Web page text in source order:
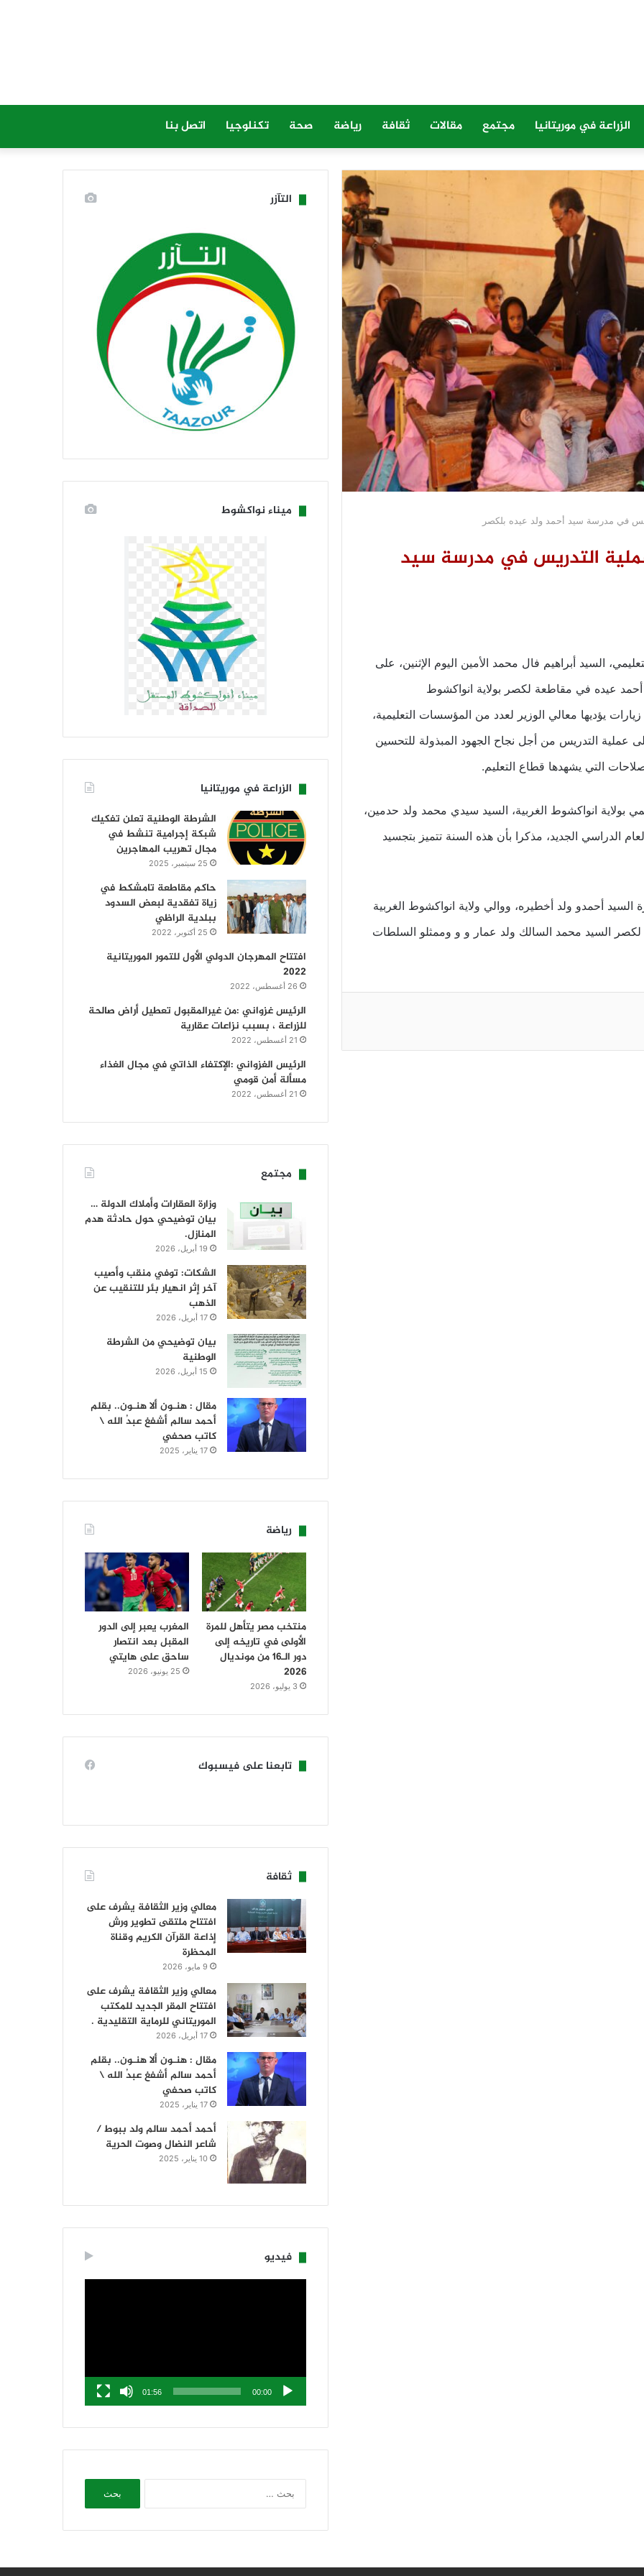
الزراعة في موريتانيا مجتمع مقالات ثقافة رياضة صحة تكنلوجيا اتصل بنا
في مدرسة سيد أحمد ولد عيده بلكصر
التدريس في مدرسة سيد
السيد أبراهيم فال محمد الأمين اليوم الإثنين، على
عيده في مقاطعة لكصر بولاية انواكشوط
يؤديها معالي الوزير لعدد من المؤسسات التعليمية،
عملية التدريس من أجل نجاح الجهود المبذولة للتحسين
التي يشهدها قطاع التعليم.
بولاية انواكشوط الغربية، السيد سيدي محمد ولد حدمين،
الدراسي الجديد، مذكرا بأن هذه السنة تتميز بتجسيد
السيد أحمدو ولد أخطيره، ووالي ولاية انواكشوط الغربية
لكصر السيد محمد السالك ولد عمار و و وممثلو السلطات
التآزر
ميناء نواكشوط
الزراعة في موريتانيا
الشرطة الوطنية تعلن تفكيك
شبكة إجرامية تنشط في
مجال تهريب المهاجرين
25 سبتمبر، 2025
حاكم مقاطعة تامشكط في
زياة تفقدية لبعض السدود
ببلدية الراظي
25 أكتوبر، 2022
افتتاح المهرجان الدولي الأول للتمور الموريتانية
2022
26 أغسطس، 2022
الرئيس غزواني :من غيرالمقبول تعطيل أراض صالحة
للزراعة ، بسبب نزاعات عقارية
21 أغسطس، 2022
الرئيس الغزواني :الإكتفاء الذاتي في مجال الغذاء
مسألة أمن قومي
21 أغسطس، 2022
مجتمع
وزارة العقارات وأملاك الدولة …
بيان توضيحي حول حادثة هدم
المنازل.
19 أبريل، 2026
الشكات: توفي منقب وأصيب
آخر إثر انهيار بئر للتنقيب عن
الذهب
17 أبريل، 2026
بيان توضيحي من الشرطة
الوطنية
15 أبريل، 2026
مقال : هنـون ألا هنـون.. بقلم
أحمد سالم أشفغ عبدُ الله \
كاتب صحفي
17 يناير، 2025
رياضة
منتخب مصر يتأهل للمرة
الأولى في تاريخه إلى
دور الـ16 من مونديال
2026
3 يوليو، 2026
المغرب يعبر إلى الدور
المقبل بعد انتصار
ساحق على هايتي
25 يونيو، 2026
تابعنا على فيسبوك
ثقافة
معالي وزير الثقافة يشرف على
افتتاح ملتقى تطوير ورش
إذاعة القرآن الكريم وقناة
المحظرة
9 مايو، 2026
معالي وزير الثقافة يشرف على
افتتاح المقر الجديد للمكتب
الموريتاني للرماية التقليدية .
17 أبريل، 2026
مقال : هنـون ألا هنـون.. بقلم
أحمد سالم أشفغ عبدُ الله \
كاتب صحفي
17 يناير، 2025
أحمد أحمد سالم ولد ببوط /
شاعر النضال وصوت الحرية
10 يناير، 2025
فيديو
00:00
01:56